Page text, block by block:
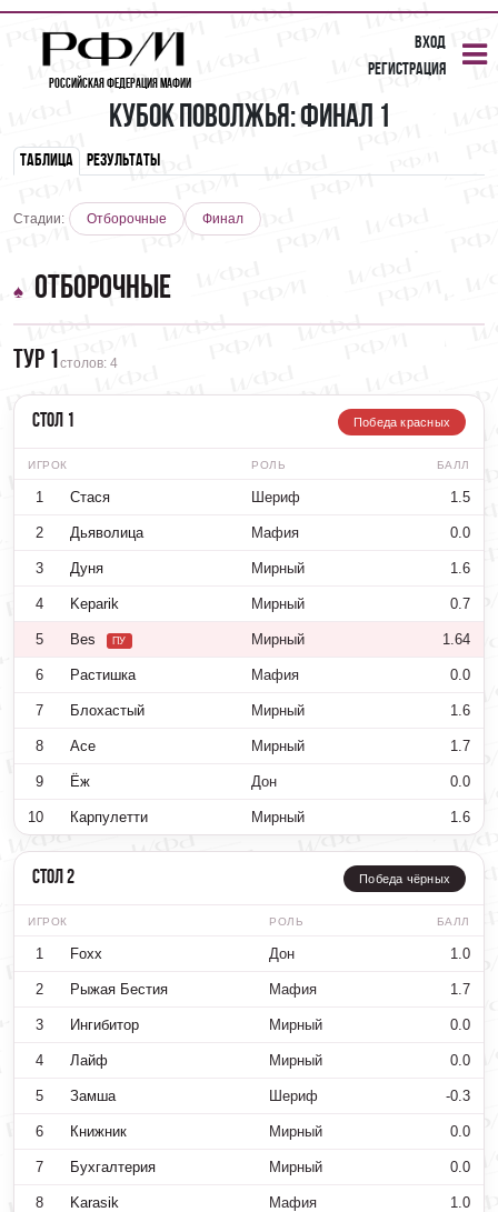
Российская Федерация Мафии
Вход
Регистрация
Кубок Поволжья: Финал 1
Таблица Результаты
Стадии: Отборочные Финал
Отборочные
Тур 1столов: 4
Стол 1 Победа красных
ИГРОК РОЛЬ БАЛЛ
1 Стася Шериф 1.5
2 Дьяволица Мафия 0.0
3 Дуня Мирный 1.6
4 Keparik Мирный 0.7
5 Bes ПУ Мирный 1.64
6 Растишка Мафия 0.0
7 Блохастый Мирный 1.6
8 Ace Мирный 1.7
9 Ёж Дон 0.0
10 Карпулетти Мирный 1.6
Стол 2 Победа чёрных
ИГРОК РОЛЬ БАЛЛ
1 Foxx Дон 1.0
2 Рыжая Бестия Мафия 1.7
3 Ингибитор Мирный 0.0
4 Лайф Мирный 0.0
5 Замша Шериф -0.3
6 Книжник Мирный 0.0
7 Бухгалтерия Мирный 0.0
8 Karasik Мафия 1.0